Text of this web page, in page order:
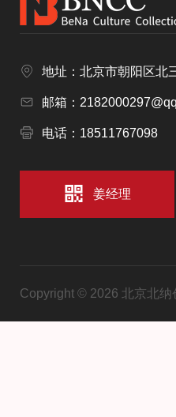
地址：北京市朝阳区北
邮箱：
电话：18511767098
姜经理
Copyright © 2026 北京北